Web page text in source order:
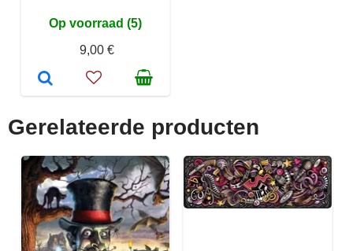
Op voorraad (5)
9,00 €
Gerelateerde producten